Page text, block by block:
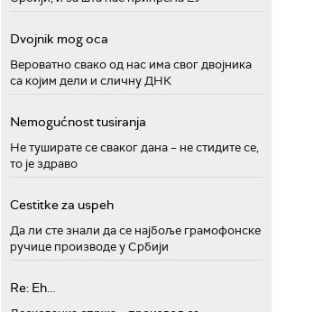
Dvojnik mog oca
Вероватно свако од нас има свог двојника
са којим дели и сличну ДНК
Nemogućnost tusiranja
Не туширате се сваког дана – не стидите се,
то је здраво
Cestitke za uspeh
Да ли сте знали да се најбоље грамофонске
ручице производе у Србији
Re: Eh...